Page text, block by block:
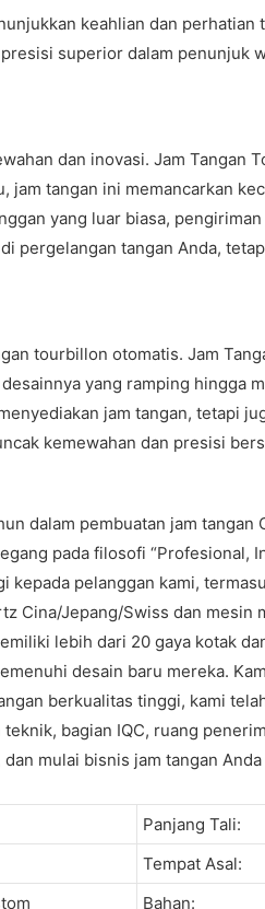
keahlian dan perhatian
superior dalam penunjuk
dan inovasi. Jam Tangan
tangan ini memancarkan
yang luar biasa,
pergelangan tangan Anda,
tourbillon otomatis. Jam
yang ramping hingga
jam tangan, tetapi
kemewahan dan presisi
dalam pembuatan jam tangan
pada filosofi “Profesional,
pelanggan kami,
Cina/Jepang/Swiss dan mesin
lebih dari 20 gaya kotak
desain baru mereka.
berkualitas tinggi, kami
bagian IQC, ruang
mulai bisnis jam tangan
Panjang Tali:
Tempat Asal:
Bahan: